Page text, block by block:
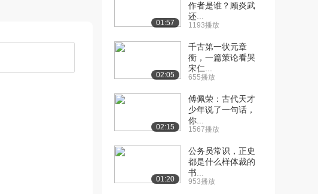
[9] 白朴与马致远
3.7万播放
[10] 高则诚与《琵琶记》1
[11] 高则诚与《琵琶记》2 49:17
[12] 北京师范大学公开
课：中国古代文学史...
01:57
作者是谁？顾炎武
还...
1193播放
02:05
千古第一状元章
衡，一篇策论看哭
宋仁...
655播放
02:15
傅佩荣：古代天才
少年说了一句话，
你...
1567播放
01:20
公务员常识，正史
都是什么样体裁的
书...
953播放